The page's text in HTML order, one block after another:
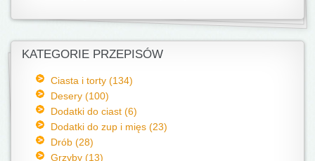
KATEGORIE PRZEPISÓW
Ciasta i torty (134)
Desery (100)
Dodatki do ciast (6)
Dodatki do zup i mięs (23)
Drób (28)
Grzyby (13)